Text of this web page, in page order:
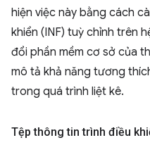
hiện việc này bằng cách
khiển (INF) tuỳ chỉnh trên
đổi phần mềm cơ sở của
mô tả khả năng tương
trong quá trình liệt kê.
Tệp thông tin trình điều